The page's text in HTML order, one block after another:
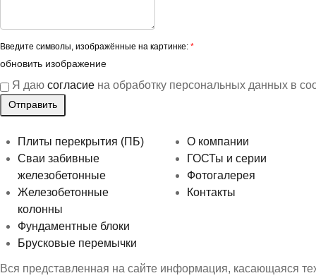
Введите символы, изображённые на картинке: *
обновить изображение
Я даю согласие на обработку персональных данных в
Плиты перекрытия (ПБ)
Сваи забивные
железобетонные
Железобетонные
колонны
Фундаментные блоки
Брусковые перемычки
О компании
ГОСТы и серии
Фотогалерея
Контакты
Вся представленная на сайте информация, касающаяся